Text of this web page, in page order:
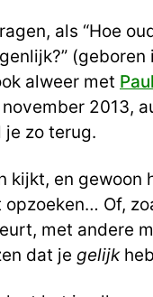
als “Hoe
(geboren
alweer met
2013,
je zo terug.
kijkt, en gewoon
Of,
met andere
dat je gelijk